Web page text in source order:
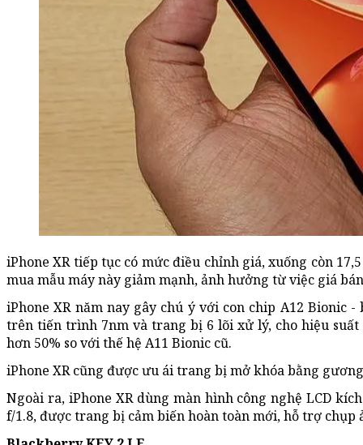
iPhone XR tiếp tục có mức điều chỉnh giá, xuống còn
mua mẫu máy này giảm mạnh, ảnh hưởng từ việc giá
iPhone XR năm nay gây chú ý với con chip A12
trên tiến trình 7nm và trang bị 6 lõi xử lý, cho hiệu suất
hơn 50% so với thế hệ A11 Bionic cũ.
iPhone XR cũng được ưu ái trang bị mở khóa bằng
Ngoài ra, iPhone XR dùng màn hình công nghệ LCD
f/1.8, được trang bị cảm biến hoàn toàn mới, hỗ trợ chụp